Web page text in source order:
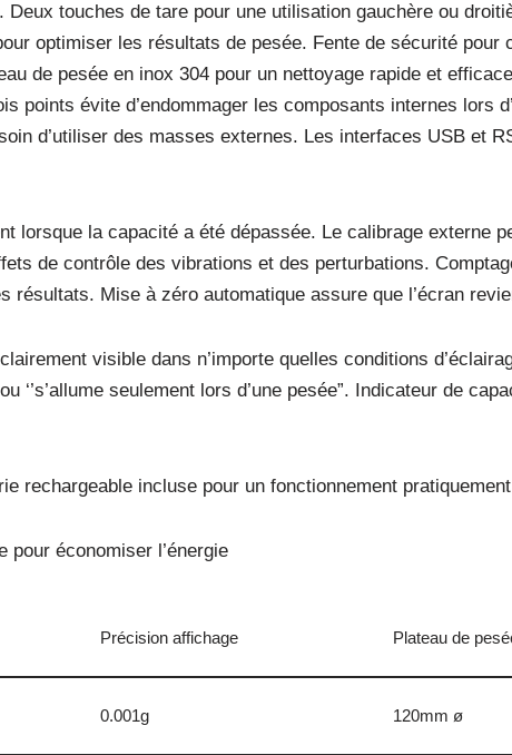
touches de tare pour une utilisation gauchère ou
optimiser les résultats de pesée. Fente de sécurité pour
de pesée en inox 304 pour un nettoyage rapide et
points évite d’endommager les composants internes lors
d’utiliser des masses externes. Les interfaces USB et
lorsque la capacité a été dépassée. Le calibrage externe
de contrôle des vibrations et des perturbations.
résultats. Mise à zéro automatique assure que l’écran
visible dans n’importe quelles conditions
‘’s’allume seulement lors d’une pesée”. Indicateur de
rechargeable incluse pour un fonctionnement pratiquement
pour économiser l’énergie
Précision affichage Plateau de
0.001g 120mm ø